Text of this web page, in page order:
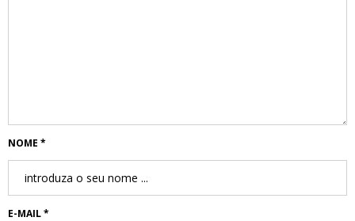
NOME *
E-MAIL *